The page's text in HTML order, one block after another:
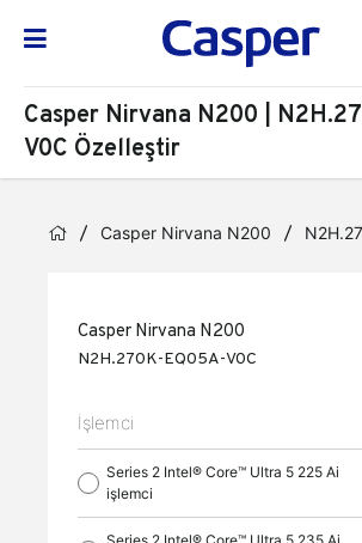
Casper Nirvana N200 |
V0C Özelleştir
Casper Nirvana N200
Casper Nirvana N200
N2H.270K-EQ05A-V0C
İşlemci
Series 2 Intel® Core™ Ultra 5 225 Ai
işlemci